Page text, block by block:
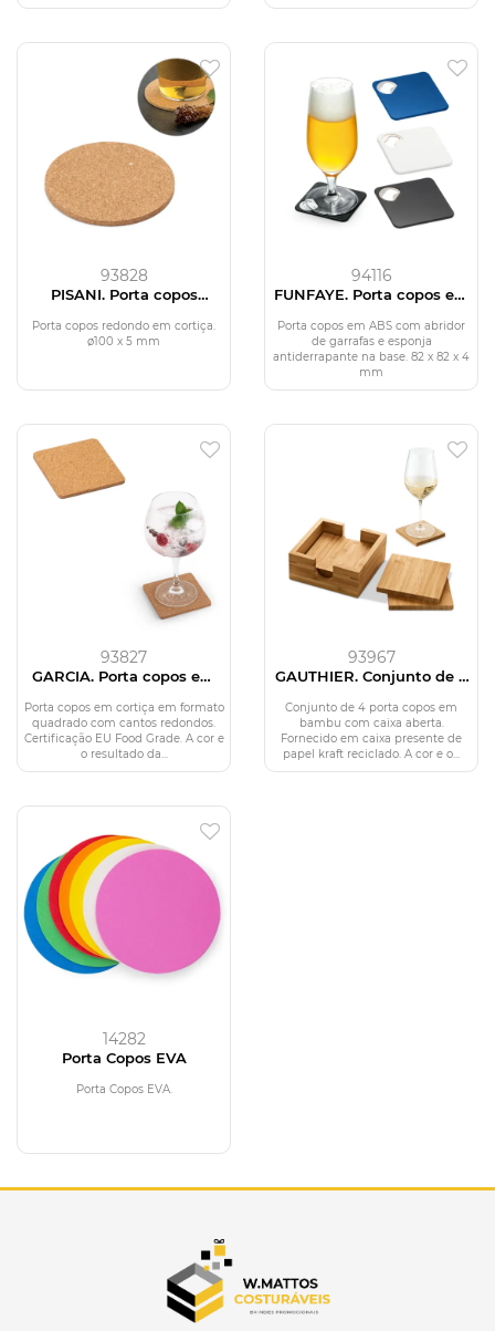
93828
PISANI. Porta copos
Porta copos redondo em cortiça.
ø100 x 5 mm
94116
FUNFAYE. Porta copos em
garrafas
Porta copos em ABS com abridor
de garrafas e esponja
antiderrapante na base. 82 x 82 x 4
mm
93827
GARCIA. Porta copos em
Porta copos em cortiça em formato
quadrado com cantos redondos.
Certificação EU Food Grade. A cor e
o resultado da...
93967
GAUTHIER. Conjunto de 4
Conjunto de 4 porta copos em
bambu com caixa aberta.
Fornecido em caixa presente de
papel kraft reciclado. A cor e o...
14282
Porta Copos EVA
Porta Copos EVA.